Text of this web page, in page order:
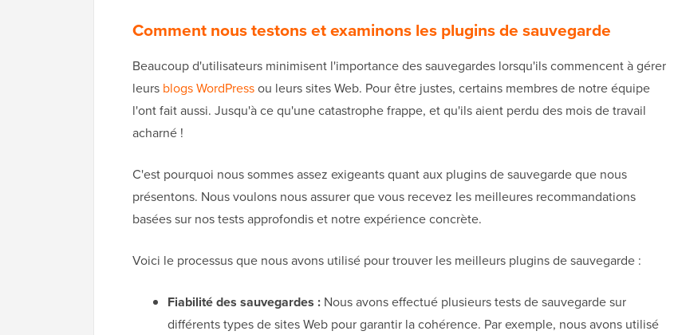
Comment nous testons et examinons les plugins de sauvegarde
Beaucoup d'utilisateurs minimisent l'importance des sauvegardes lorsqu'ils commencent à gérer
leurs blogs WordPressou leurs sites Web. Pour être justes, certains membres de notre équipe
l'ont fait aussi. Jusqu'à ce qu'une catastrophe frappe, et qu'ils aient perdu des mois de travail
acharné !
C'est pourquoi nous sommes assez exigeants quant aux plugins de sauvegarde que nous
présentons. Nous voulons nous assurer que vous recevez les meilleures recommandations
basées sur nos tests approfondis et notre expérience concrète.
Voici le processus que nous avons utilisé pour trouver les meilleurs plugins de sauvegarde :
Fiabilité des sauvegardes : Nous avons effectué plusieurs tests de sauvegarde sur
différents types de sites Web pour garantir la cohérence. Par exemple, nous avons utilisé